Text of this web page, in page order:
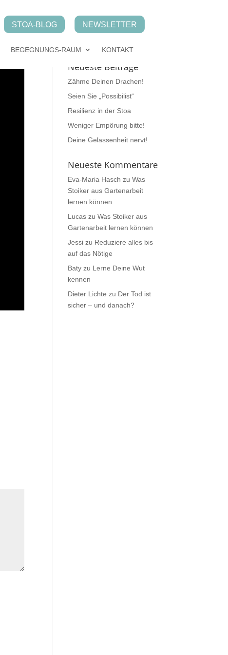
STOA-BLOG NEWSLETTER
BEGEGNUNGS-RAUM KONTAKT
Neueste Beiträge
Zähme Deinen Drachen!
Seien Sie „Possibilist“
Resilienz in der Stoa
Weniger Empörung bitte!
Deine Gelassenheit nervt!
Neueste Kommentare
Eva-Maria Hasch zuWas
Stoiker aus Gartenarbeit
lernen können
Lucas zuWas Stoiker aus
Gartenarbeit lernen können
Jessi zu Reduziere alles bis
auf das Nötige
Baty zu Lerne Deine Wut
kennen
Dieter Lichte zu Der Tod ist
sicher – und danach?